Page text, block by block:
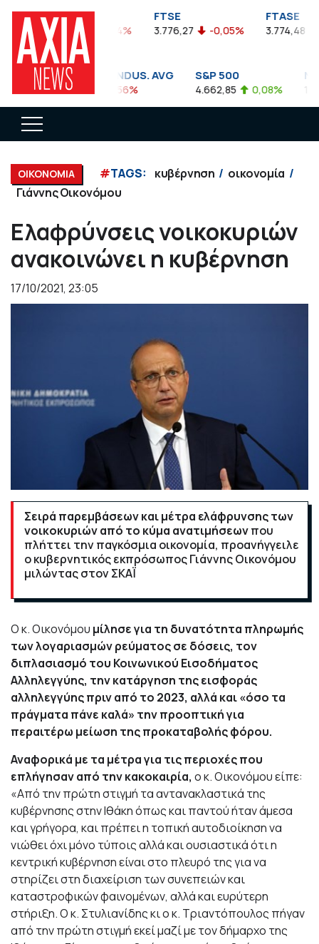
FTSEA
899,47 -0,04%
FTSE
3.776,27 -0,05%
FTASE
3.774,48
DOW JONES INDUS. AVG
35.911,81 -0,56%
S&P 500
4.662,85 0,08%
ΟΙΚΟΝΟΜΙΑ #TAGS: κυβέρνηση
οικονομία
Γιάννης Οικονόμου
Ελαφρύνσεις νοικοκυριών
ανακοινώνει η κυβέρνηση
17/10/2021, 23:05
Σειρά παρεμβάσεων και μέτρα ελάφρυνσης των
νοικοκυριών από το κύμα ανατιμήσεωνπου
πλήττει την παγκόσμια οικονομία, προανήγγειλε
ο κυβερνητικός εκπρόσωπος Γιάννης Οικονόμου
μιλώντας στον ΣΚΑΪ
Ο κ. Οικονόμου μίλησε για τη δυνατότητα πληρωμής
των λογαριασμών ρεύματος σε δόσεις, τον
διπλασιασμό του Κοινωνικού Εισοδήματος
Αλληλεγγύης, την κατάργηση της εισφοράς
αλληλεγγύης πριν από το 2023, αλλά και «όσο τα
πράγματα πάνε καλά» την προοπτική για
περαιτέρω μείωση της προκαταβολής φόρου.
Αναφορικά με τα μέτρα για τις περιοχές που
επλήγησαν από την κακοκαιρία, ο κ. Οικονόμου είπε:
«Από την πρώτη στιγμή τα αντανακλαστικά της
κυβέρνησης στην Ιθάκη όπως και παντού ήταν άμεσα
και γρήγορα, και πρέπει η τοπική αυτοδιοίκηση να
νιώθει όχι μόνο τύποις αλλά και ουσιαστικά ότι η
κεντρική κυβέρνηση είναι στο πλευρό της για να
στηρίζει στη διαχείριση των συνεπειών και
καταστροφικών φαινομένων, αλλά και ευρύτερη
στήριξη. Ο κ. Στυλιανίδης κι ο κ. Τριαντόπουλος πήγαν
από την πρώτη στιγμή εκεί μαζί με τον δήμαρχο της